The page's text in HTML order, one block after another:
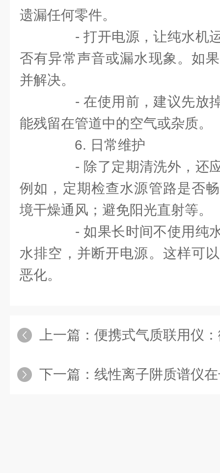
遗漏任何零件。
- 打开电源，让纯水机运
否有异常声音或漏水现象。如
并解决。
- 在使用前，建议先放掉
能残留在管道中的空气或杂质。
6. 日常维护
- 除了定期清洗外，还应
例如，定期检查水源管路是否
境干燥通风；避免阳光直射等。
- 如果长时间不使用纯水
水排空，并断开电源。这样可
恶化。
上一篇： 便携式气质联用仪：
下一篇： 线性离子阱质谱仪在长时间运